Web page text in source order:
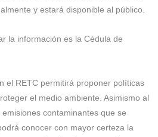
y estará disponible al público.
la información es la Cédula de
el RETC permitirá proponer políticas
el medio ambiente. Asimismo al
contaminantes que se
conocer con mayor certeza la